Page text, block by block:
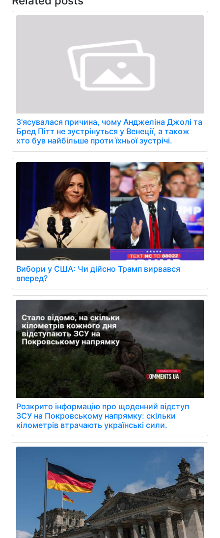
З'ясувалася причина, чому Анджеліна Джолі та
Бред Пітт не зустрінуться у Венеції, а також
хто був найбільше проти їхньої зустрічі.
Вибори у США: Чи дійсно Трамп вирвався
вперед?
Розкрито інформацію про щоденний відступ
ЗСУ на Покровському напрямку: скільки
кілометрів втрачають українські сили.